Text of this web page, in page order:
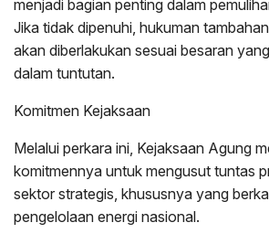
menjadi bagian penting dalam
Jika tidak dipenuhi, hukuman
akan diberlakukan sesuai besaran
dalam tuntutan.
Komitmen Kejaksaan
Melalui perkara ini, Kejaksaan Agung
komitmennya untuk mengusut tuntas
sektor strategis, khususnya yang
pengelolaan energi nasional.